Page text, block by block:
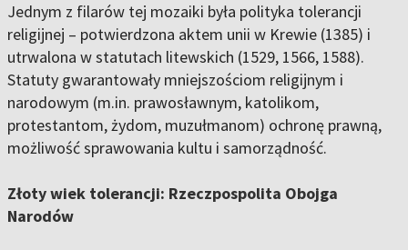
Jednym z filarów tej mozaiki była polityka tolerancji
religijnej – potwierdzona aktem unii w Krewie (1385) i
utrwalona w statutach litewskich (1529, 1566, 1588).
Statuty gwarantowały mniejszościom religijnym i
narodowym (m.in. prawosławnym, katolikom,
protestantom, żydom, muzułmanom) ochronę prawną,
możliwość sprawowania kultu i samorządność.
Złoty wiek tolerancji: Rzeczpospolita Obojga
Narodów